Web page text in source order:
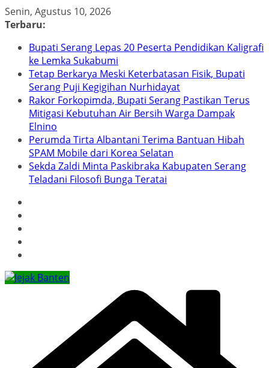
Skip
to
Senin, Agustus 10, 2026
Terbaru:
Bupati Serang Lepas 20 Peserta Pendidikan Kaligrafi
ke Lemka Sukabumi
Tetap Berkarya Meski Keterbatasan Fisik, Bupati
Serang Puji Kegigihan Nurhidayat
Rakor Forkopimda, Bupati Serang Pastikan Terus
Mitigasi Kebutuhan Air Bersih Warga Dampak
Elnino
Perumda Tirta Albantani Terima Bantuan Hibah
SPAM Mobile dari Korea Selatan
Sekda Zaldi Minta Paskibraka Kabupaten Serang
Teladani Filosofi Bunga Teratai